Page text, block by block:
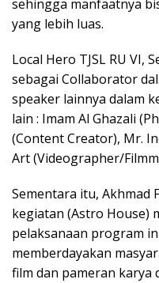
sehingga manfaatnya
yang lebih luas.
Local Hero TJSL RU VI,
sebagai Collaborator
speaker lainnya dalam
lain : Imam Al Ghazali
(Content Creator), Mr.
Art (Videographer/
Sementara itu, Akhmad
kegiatan (Astro House)
pelaksanaan program
memberdayakan
film dan pameran karya